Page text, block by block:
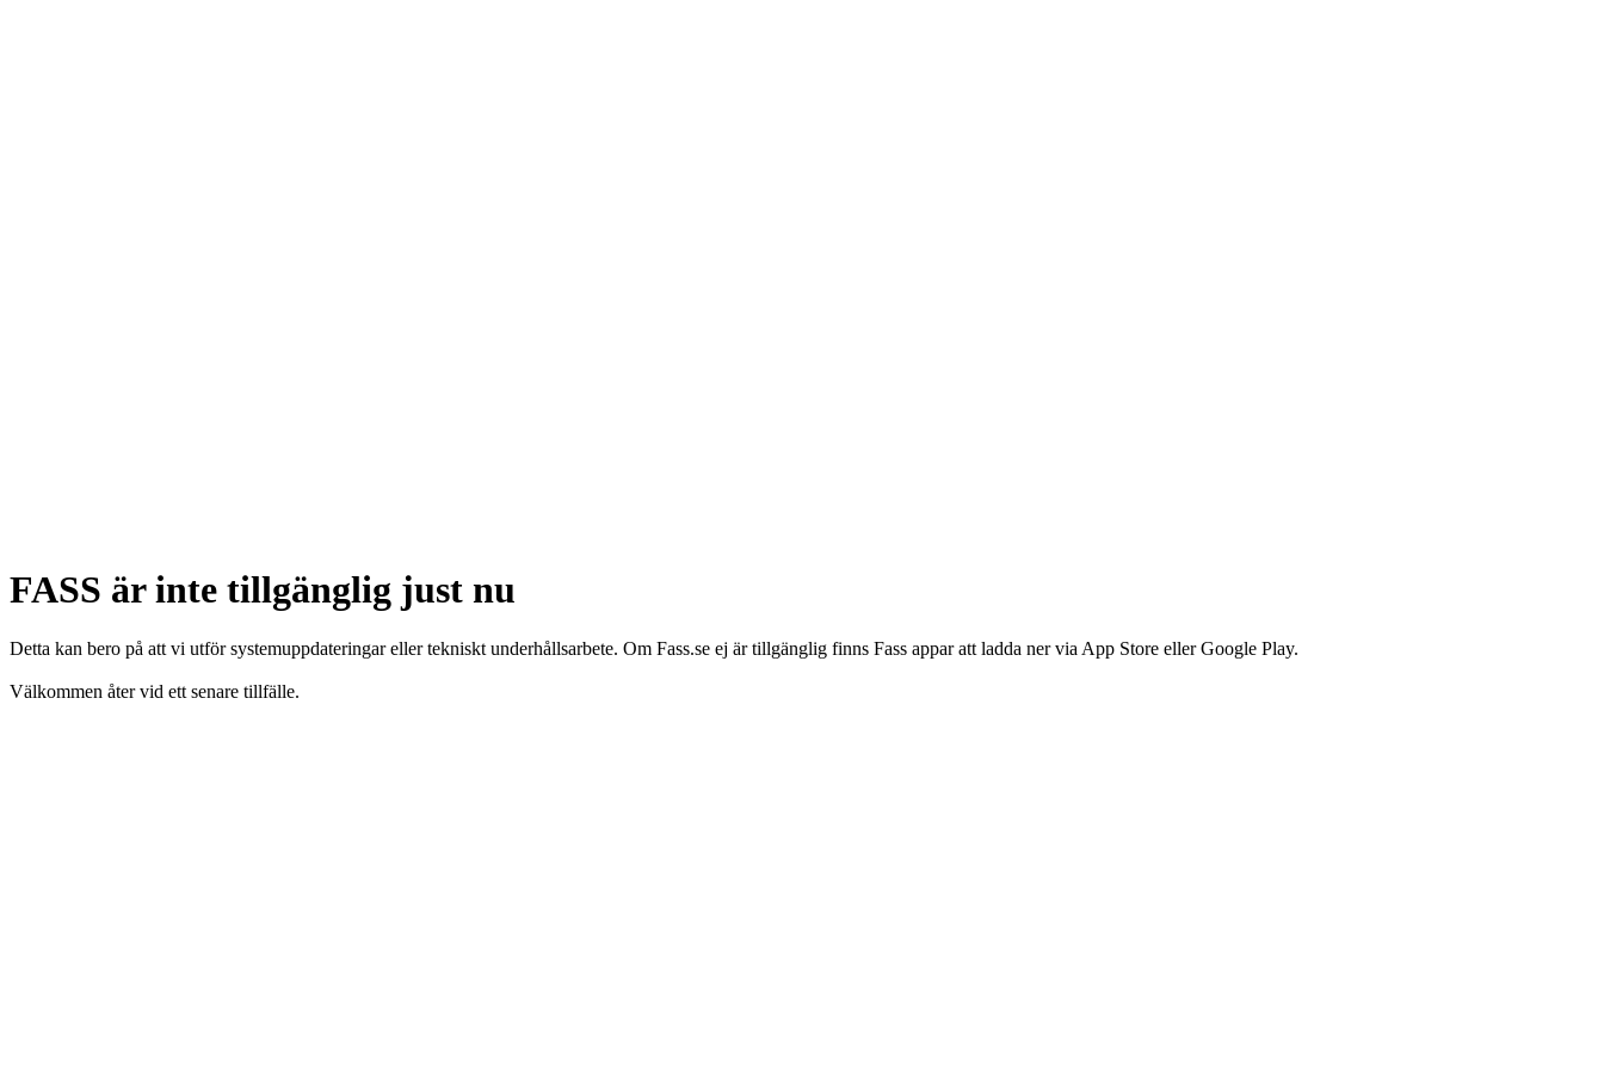
FASS är inte tillgänglig just nu
Detta kan bero på att vi utför systemuppdateringar eller tekniskt underhållsarbete. Om Fass.se ej är tillgänglig finns Fass appar att ladda ner via App Store eller Google Play.
Välkommen åter vid ett senare tillfälle.